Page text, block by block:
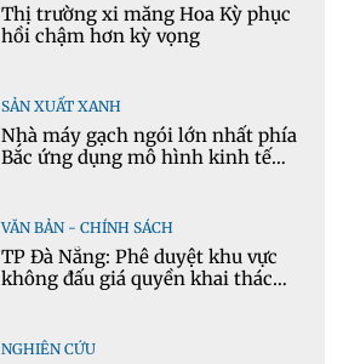
Thị trường xi măng Hoa Kỳ phục
hồi chậm hơn kỳ vọng
SẢN XUẤT XANH
Nhà máy gạch ngói lớn nhất phía
Bắc ứng dụng mô hình kinh tế
VĂN BẢN - CHÍNH SÁCH
TP Đà Nẵng: Phê duyệt khu vực
không đấu giá quyền khai thác
NGHIÊN CỨU